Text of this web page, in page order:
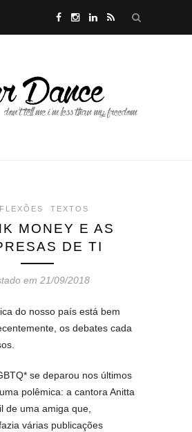
TEXTOS
MONEY E AS
DE TI
em 21/09/2018
do nosso país está bem
os debates cada
se deparou nos últimos
polêmica: a cantora Anitta
de uma amiga que,
várias publicações